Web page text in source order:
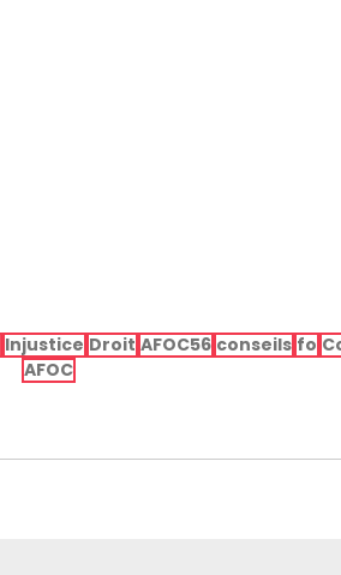
Injustice Droit AFOC56 conseils fo
AFOC